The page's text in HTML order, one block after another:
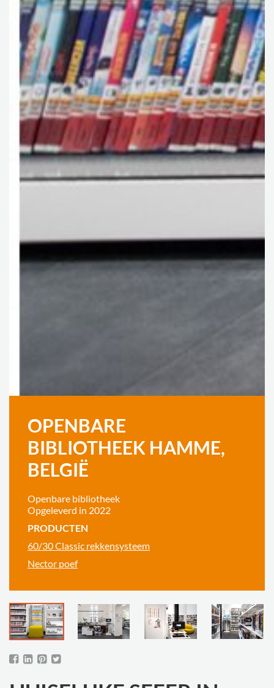
OPENBARE
BIBLIOTHEEK HAMME,
BELGIË
Openbare bibliotheek
Opgeleverd in 2022
PRODUCTEN
60/30 Classic rekkensysteem
Nector poef